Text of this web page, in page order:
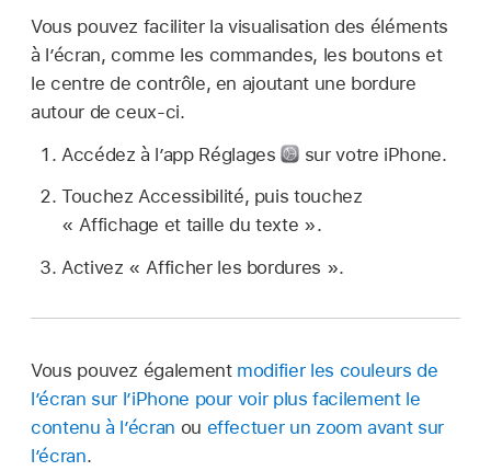
Vous pouvez faciliter la visualisation des éléments
à l’écran, comme les commandes, les boutons et
le centre de contrôle, en ajoutant une bordure
autour de ceux-ci.
Accédez à l’app Réglages
sur votre iPhone.
Touchez Accessibilité, puis touchez
« Affichage et taille du texte ».
Activez « Afficher les bordures ».
Vous pouvez également modifier les couleurs de
l’écran sur l’iPhone pour voir plus facilement le
contenu à l’écran ou effectuer un zoom avant sur
l’écran.